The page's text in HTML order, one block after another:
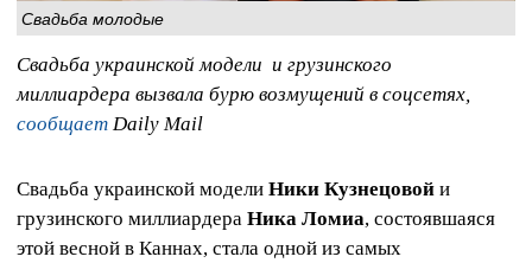
Свадьба молодые
Свадьба украинской модели и грузинского
миллиардера вызвала бурю возмущений в соцсетях,
сообщает Daily Mail
Свадьба украинской модели Ники Кузнецовой и
грузинского миллиардера Ника Ломиа, состоявшаяся
этой весной в Каннах, стала одной из самых